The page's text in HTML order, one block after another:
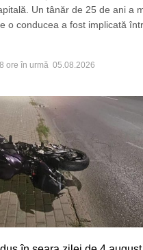
cu închisoarea, instanța
anumite funcții sau să
de 5 ani. Sentința nu
Un tânăr de 25 de ani a
o conducea a fost implicată
ore în urmă 05.08.2026